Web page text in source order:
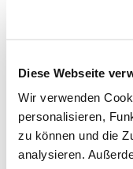
Diese Webseite
Wir verwenden
personalisieren,
zu können und die
analysieren.